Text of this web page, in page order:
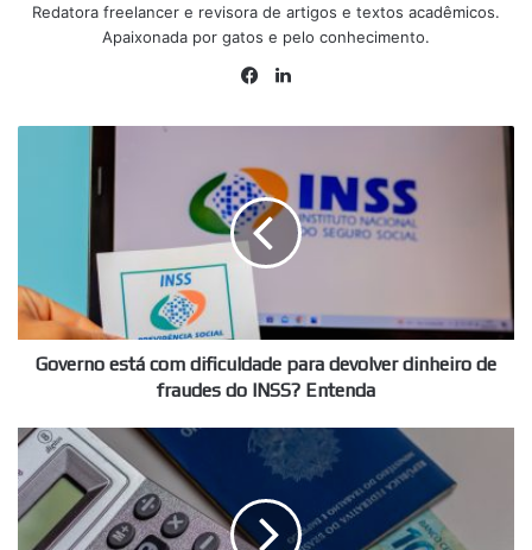
Redatora freelancer e revisora de artigos e textos acadêmicos.
Apaixonada por gatos e pelo conhecimento.
Facebook
dificuldade
dinheiro
de
fraudes
Governo está com dificuldade para devolver dinheiro de
fraudes do INSS? Entenda
Quer
contratar
o
consignado
CLT?